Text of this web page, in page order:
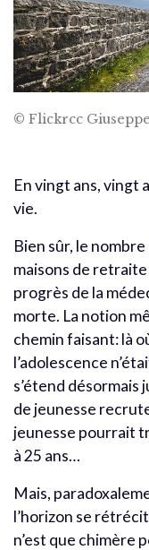
© Flickrcc
En vingt ans, vingt
vie.
Bien sûr, le
maisons de
progrès de la
morte. La notion
chemin faisant: là
l’adolescence
s’étend désormais
de jeunesse
jeunesse pourrait
à 25 ans…
Mais,
l’horizon se
n’est que chimère